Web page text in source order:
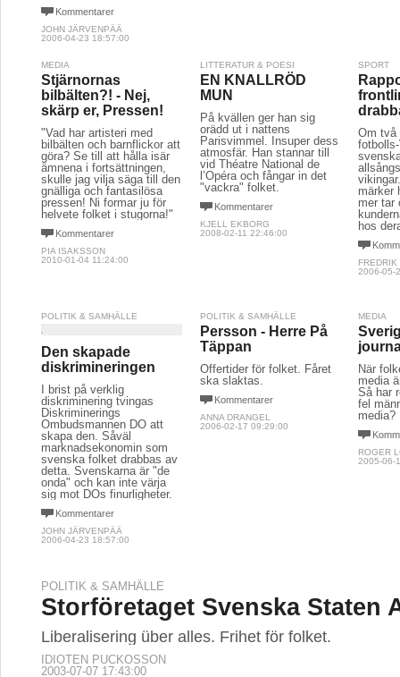
Kommentarer
JOHN JÄRVENPÄÄ
2006-04-23 18:57:00
MEDIA
Stjärnornas
bilbälten?! - Nej,
skärp er, Pressen!
"Vad har artisteri med
bilbälten och barnflickor att
göra? Se till att hålla isär
ämnena i fortsättningen,
skulle jag vilja säga till den
gnälliga och fantasilösa
pressen! Ni formar ju för
helvete folket i stugorna!"
Kommentarer
PIA ISAKSSON
2010-01-04 11:24:00
LITTERATUR & POESI
EN KNALLRÖD
MUN
På kvällen ger han sig
orädd ut i nattens
Parisvimmel. Insuper dess
atmosfär. Han stannar till
vid Théatre National de
l’Opéra och fångar in det
"vackra" folket.
Kommentarer
KJELL EKBORG
2008-02-11 22:46:00
SPORT
Om två
märker
mer tar
hos
2006-05-
POLITIK & SAMHÄLLE
Den skapade
diskrimineringen
I brist på verklig
diskriminering tvingas
Diskriminerings
Ombudsmannen DO att
skapa den. Såväl
marknadsekonomin som
svenska folket drabbas av
detta. Svenskarna är "de
onda" och kan inte värja
sig mot DOs finurligheter.
Kommentarer
JOHN JÄRVENPÄÄ
2006-04-23 18:57:00
POLITIK & SAMHÄLLE
Persson - Herre På
Täppan
Offertider för folket. Fåret
ska slaktas.
Kommentarer
ANNA DRANGEL
2006-02-17 09:29:00
MEDIA
När
media
Så har
fel
media?
ROGER
2005-06-
POLITIK & SAMHÄLLE
Storföretaget Svenska Staten
Liberalisering über alles. Frihet för folket.
IDIOTEN PUCKOSSON
2003-07-07 17:43:00